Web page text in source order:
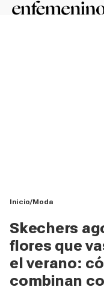
Inicio Moda
Skechers
flores que
el verano:
combinan